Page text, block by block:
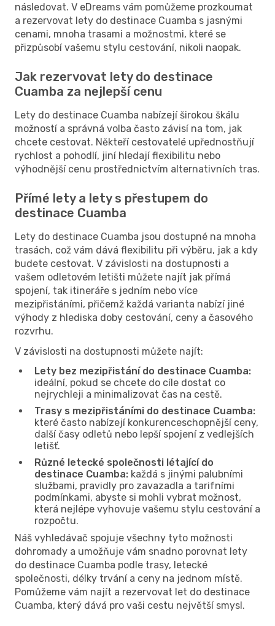
následovat. V eDreams vám pomůžeme prozkoumat
a rezervovat lety do destinace Cuamba s jasnými
cenami, mnoha trasami a možnostmi, které se
přizpůsobí vašemu stylu cestování, nikoli naopak.
Jak rezervovat lety do destinace
Cuamba za nejlepší cenu
Lety do destinace Cuamba nabízejí širokou škálu
možností a správná volba často závisí na tom, jak
chcete cestovat. Někteří cestovatelé upřednostňují
rychlost a pohodlí, jiní hledají flexibilitu nebo
výhodnější cenu prostřednictvím alternativních tras.
Přímé lety a lety s přestupem do
destinace Cuamba
Lety do destinace Cuamba jsou dostupné na mnoha
trasách, což vám dává flexibilitu při výběru, jak a kdy
budete cestovat. V závislosti na dostupnosti a
vašem odletovém letišti můžete najít jak přímá
spojení, tak itineráře s jedním nebo více
mezipřistáními, přičemž každá varianta nabízí jiné
výhody z hlediska doby cestování, ceny a časového
rozvrhu.
V závislosti na dostupnosti můžete najít:
Lety bez mezipřistání do destinace Cuamba:
ideální, pokud se chcete do cíle dostat co
nejrychleji a minimalizovat čas na cestě.
Trasy s mezipřistáními do destinace Cuamba:
které často nabízejí konkurenceschopnější ceny,
další časy odletů nebo lepší spojení z vedlejších
letišť.
Různé letecké společnosti létající do
destinace Cuamba: každá s jinými palubními
službami, pravidly pro zavazadla a tarifními
podmínkami, abyste si mohli vybrat možnost,
která nejlépe vyhovuje vašemu stylu cestování a
rozpočtu.
Náš vyhledávač spojuje všechny tyto možnosti
dohromady a umožňuje vám snadno porovnat lety
do destinace Cuamba podle trasy, letecké
společnosti, délky trvání a ceny na jednom místě.
Pomůžeme vám najít a rezervovat let do destinace
Cuamba, který dává pro vaši cestu největší smysl.